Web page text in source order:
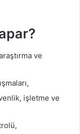
ve
işletme ve